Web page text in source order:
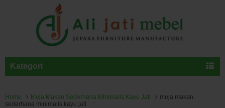
Kategori
Home Meja Makan Sederhana Minimalis Kayu Jati
meja makan
sederhana minimalis kayu jati